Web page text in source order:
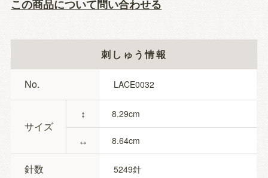
この商品について問い合わせる
刺しゅう情報
No. LACE0032
サイズ
↕
↔
8.29
8.64
針数 5249